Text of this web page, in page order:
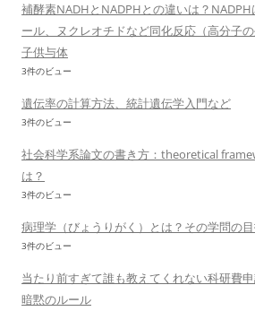
補酵素NADHとNADPHとの違いは？
ール、ヌクレオチドなど同化反応（高分子
子供与体
3件のビュー
遺伝率の計算方法、統計遺伝学入門など
3件のビュー
社会科学系論文の書き方：theoretical
は？
3件のビュー
病理学（びょうりがく）とは？その学問の
3件のビュー
当たり前すぎて誰も教えてくれない科研費申
暗黙のルール